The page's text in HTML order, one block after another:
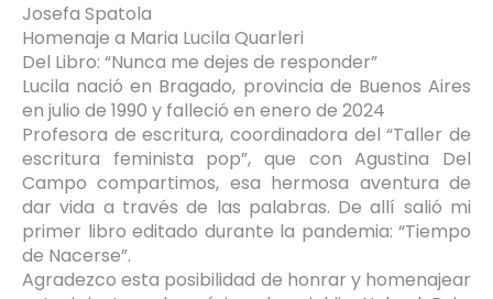
Josefa Spatola
Homenaje a Maria Lucila Quarleri
Del Libro: “Nunca me dejes de responder”
Lucila nació en Bragado, provincia de Buenos Aires
en julio de 1990 y falleció en enero de 2024
Profesora de escritura, coordinadora del “Taller de
escritura feminista pop”, que con Agustina Del
Campo compartimos, esa hermosa aventura de
dar vida a través de las palabras. De allí salió mi
primer libro editado durante la pandemia: “Tiempo
de Nacerse”.
Agradezco esta posibilidad de honrar y homenajear